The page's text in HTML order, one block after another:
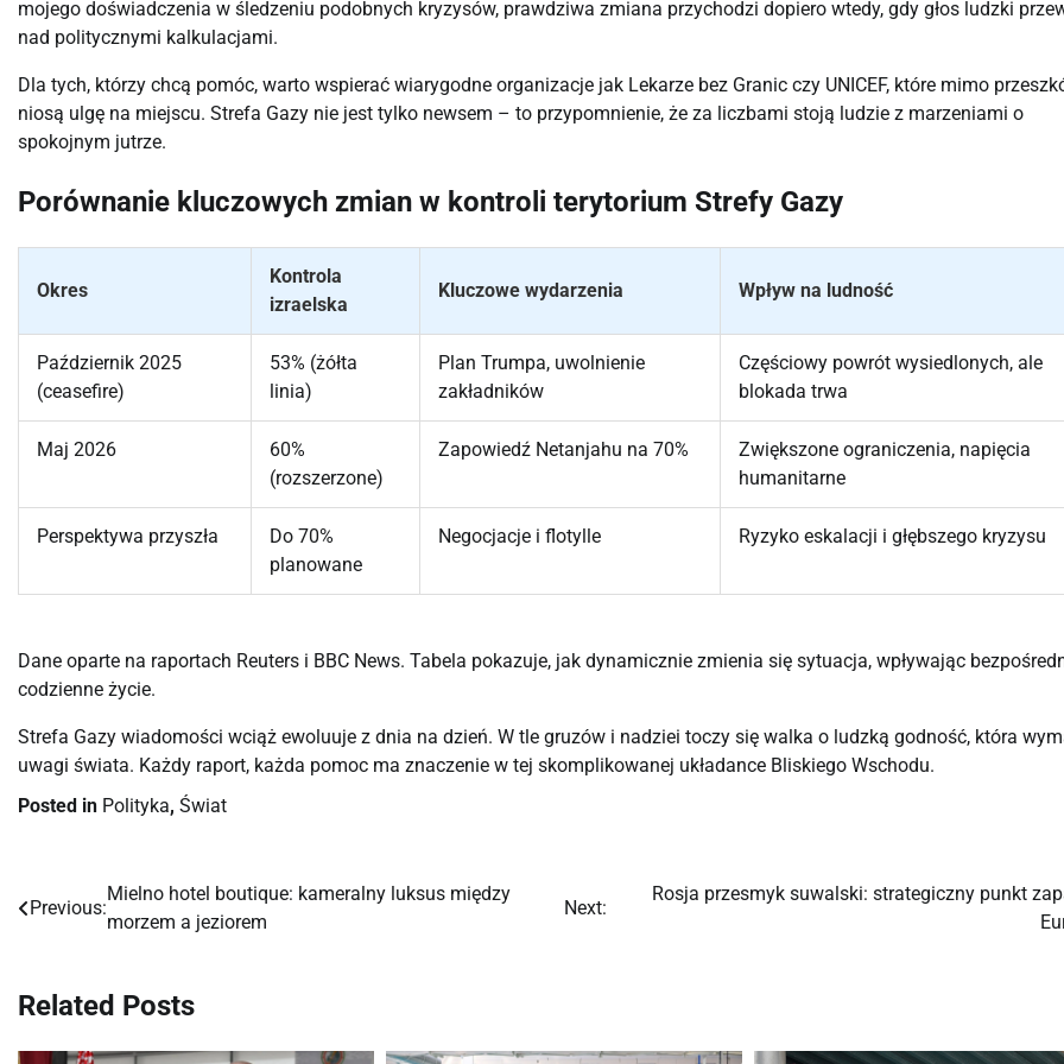
mojego doświadczenia w śledzeniu podobnych kryzysów, prawdziwa zmiana przychodzi dopiero wtedy, gdy głos ludzki
nad politycznymi kalkulacjami.
Dla tych, którzy chcą pomóc, warto wspierać wiarygodne organizacje jak Lekarze bez Granic czy UNICEF, które mimo
niosą ulgę na miejscu. Strefa Gazy nie jest tylko newsem – to przypomnienie, że za liczbami stoją ludzie z marzeniami o
spokojnym jutrze.
Porównanie kluczowych zmian w kontroli terytorium Strefy Gazy
Okres
Kontrola
izraelska
Kluczowe wydarzenia Wpływ na ludność
Październik 2025
(ceasefire)
53% (żółta
linia)
Plan Trumpa, uwolnienie
zakładników
Częściowy powrót wysiedlonych, ale
blokada trwa
Maj 2026
60%
(rozszerzone)
Zapowiedź Netanjahu na 70%
Zwiększone ograniczenia, napięcia
humanitarne
Perspektywa przyszła
Do 70%
planowane
Negocjacje i flotylle Ryzyko eskalacji i głębszego kryzysu
Dane oparte na raportach Reuters i BBC News. Tabela pokazuje, jak dynamicznie zmienia się sytuacja, wpływając
codzienne życie.
Strefa Gazy wiadomości wciąż ewoluuje z dnia na dzień. W tle gruzów i nadziei toczy się walka o ludzką godność, która
uwagi świata. Każdy raport, każda pomoc ma znaczenie w tej skomplikowanej układance Bliskiego Wschodu.
Posted in Polityka, Świat
Nawigacja
Previous:
Mielno hotel boutique: kameralny luksus między
morzem a jeziorem
Next:
Rosja przesmyk suwalski: strategiczny punkt
Related Posts